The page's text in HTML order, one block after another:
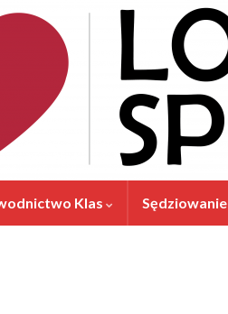
Klas Sędziowanie